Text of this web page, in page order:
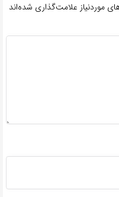
موردنیاز علامت‌گذاری شده‌اند